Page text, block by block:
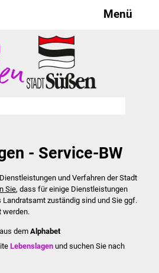
Menü
Stadt & Politik
Bürgermeister
Ausschüsse
Ratsinformationssystem
Jugendbeirat
Summerrockfestival
- Service-BW
und Verfahren der Stadt
Sie, dass für einige Dienstleistungen
Landratsamt zuständig sind und Sie ggf.
werden.
dem Alphabet
Lebenslagen und suchen Sie nach